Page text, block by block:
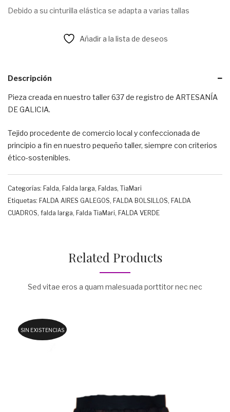
Debido a su cinturilla elástica se adapta a varias tallas
Añadir a la lista de deseos
Descripción
Pieza creada en nuestro taller 637 de registro de ARTESANÍA
DE GALICIA.
Tejido procedente de comercio local y confeccionada de
principio a fin en nuestro pequeño taller, siempre con criterios
ético-sostenibles.
Categorías: Falda, Falda larga, Faldas, TiaMari
Etiquetas: FALDA AIRES GALEGOS, FALDA BOLSILLOS, FALDA
CUADROS, falda larga, Falda TiaMari, FALDA VERDE
Related Products
Sed vitae eros a quam malesuada porttitor nec nec
SIN EXISTENCIAS